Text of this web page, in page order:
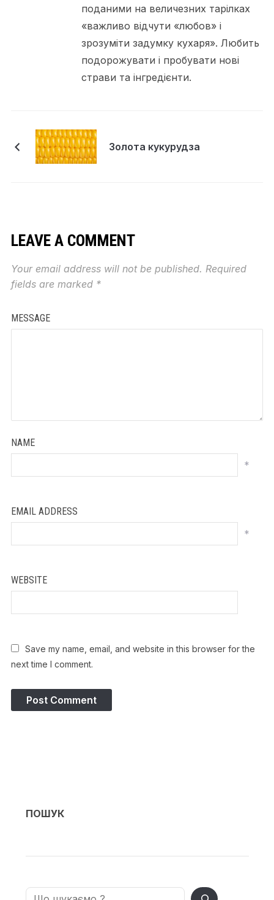
поданими на величезних тарілках
«важливо відчути «любов» і
зрозуміти задумку кухаря». Любить
подорожувати і пробувати нові
страви та інгредієнти.
Золота кукурудза
LEAVE A COMMENT
Your email address will not be published. Required
fields are marked *
MESSAGE
NAME
*
EMAIL ADDRESS
*
WEBSITE
Save my name, email, and website in this browser for the
next time I comment.
ПОШУК
Search